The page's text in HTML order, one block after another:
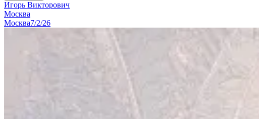
Игорь Викторович
Москва
Москва7/2/26